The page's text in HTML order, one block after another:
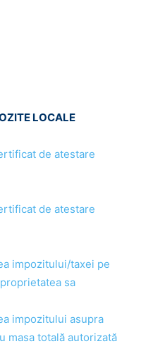
LOCALE
de atestare
de atestare
impozitului/taxei pe
sa
impozitului asupra
masa totală autorizată